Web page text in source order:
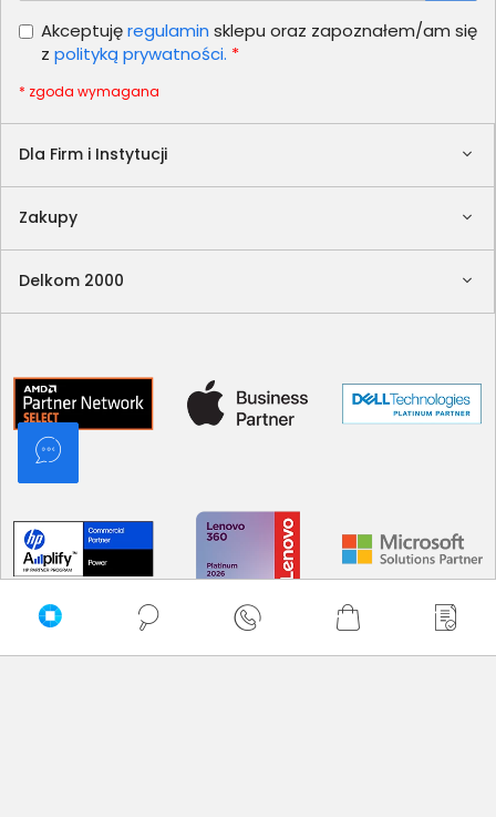
Dla Firm i Instytucji
Zakupy
Delkom 2000
Akceptujęregulamin sklepu oraz zapoznałem/am się
z polityką prywatności. *
* zgoda wymagana